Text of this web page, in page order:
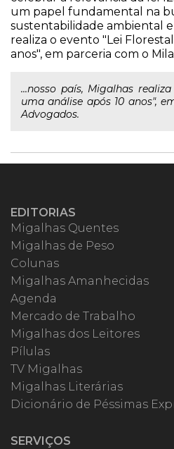
um papel fundamental na
sustentabilidade ambiental
realiza o evento "Lei
anos", em parceria com o
...nosso país, Migalhas
uma análise após 10 anos",
Advogados.
EDITORIAS
Migalhas Quentes
Migalhas de Peso
Colunas
Migalhas Amanhecidas
Agenda
Mercado de Trabalho
Migalhas dos Leitores
Pílulas
TV Migalhas
Migalhas Literárias
Dicionário de Péssimas
SERVIÇOS